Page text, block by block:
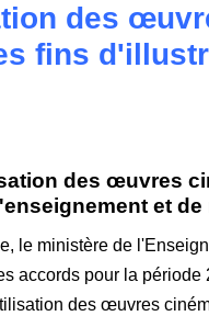
des
fins
des œuvres
et de
le ministère de
accords pour la
des œuvres